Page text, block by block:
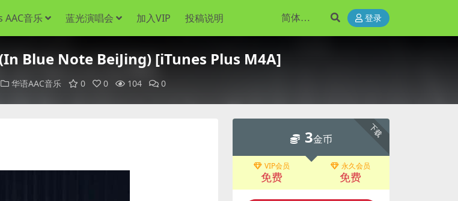
AAC音乐 蓝光演唱会 加入VIP 投稿说明 登录
Blue Note BeiJing) [iTunes Plus M4A]
华语AAC音乐 0 0 104 0
下载
3金币
VIP会员
免费
永久会员
免费